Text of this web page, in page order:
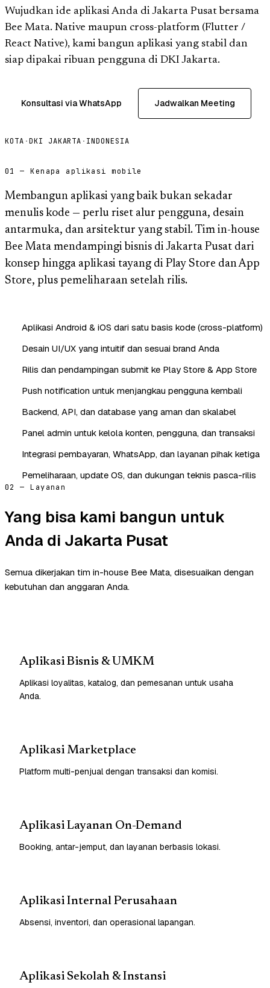
Wujudkan ide aplikasi Anda di Jakarta Pusat bersama
Bee Mata. Native maupun cross-platform (Flutter /
React Native), kami bangun aplikasi yang stabil dan
siap dipakai ribuan pengguna di DKI Jakarta.
Konsultasi via WhatsApp Jadwalkan Meeting
KOTA ·DKI JAKARTA · INDONESIA
01 — Kenapa aplikasi mobile
Membangun aplikasi yang baik bukan sekadar
menulis kode — perlu riset alur pengguna, desain
antarmuka, dan arsitektur yang stabil. Tim in-house
Bee Mata mendampingi bisnis di Jakarta Pusat dari
konsep hingga aplikasi tayang di Play Store dan App
Store, plus pemeliharaan setelah rilis.
Aplikasi Android & iOS dari satu basis kode (cross-platform)
Desain UI/UX yang intuitif dan sesuai brand Anda
Rilis dan pendampingan submit ke Play Store & App Store
Push notification untuk menjangkau pengguna kembali
Backend, API, dan database yang aman dan skalabel
Panel admin untuk kelola konten, pengguna, dan transaksi
Integrasi pembayaran, WhatsApp, dan layanan pihak ketiga
Pemeliharaan, update OS, dan dukungan teknis pasca-rilis
02 — Layanan
Yang bisa kami bangun untuk
Anda di Jakarta Pusat
Semua dikerjakan tim in-house Bee Mata, disesuaikan dengan
kebutuhan dan anggaran Anda.
Aplikasi Bisnis & UMKM
Aplikasi loyalitas, katalog, dan pemesanan untuk usaha
Anda.
Aplikasi Marketplace
Platform multi-penjual dengan transaksi dan komisi.
Aplikasi Layanan On-Demand
Booking, antar-jemput, dan layanan berbasis lokasi.
Aplikasi Internal Perusahaan
Absensi, inventori, dan operasional lapangan.
Aplikasi Sekolah & Instansi